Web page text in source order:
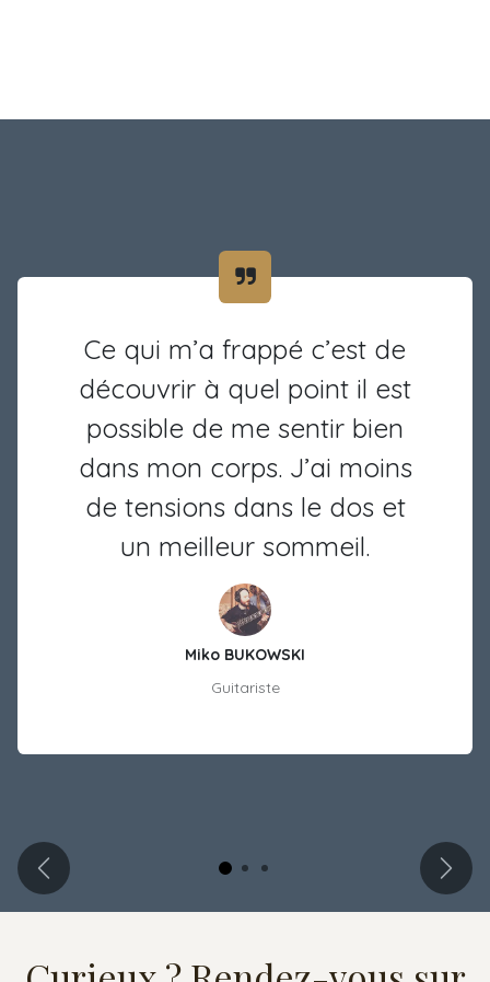
Ce qui m’a frappé c’est de
découvrir à quel point il est
possible de me sentir bien
dans mon corps. J’ai moins
de tensions dans le dos et
un meilleur sommeil.
Miko BUKOWSKI
Guitariste
Précédent